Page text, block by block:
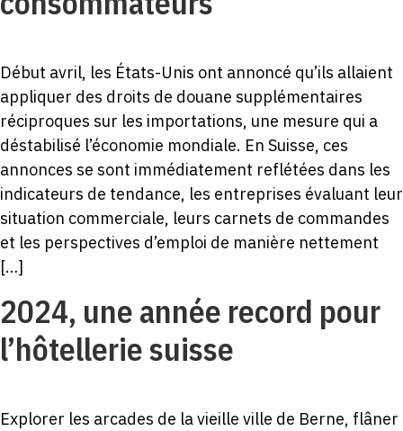
Début avril, les États-Unis ont annoncé qu’ils allaient
appliquer des droits de douane supplémentaires
réciproques sur les importations, une mesure qui a
déstabilisé l’économie mondiale. En Suisse, ces
annonces se sont immédiatement reflétées dans les
indicateurs de tendance, les entreprises évaluant leur
situation commerciale, leurs carnets de commandes
et les perspectives d’emploi de manière nettement
[…]
2024, une année record pour
l’hôtellerie suisse
Explorer les arcades de la vieille ville de Berne, flâner